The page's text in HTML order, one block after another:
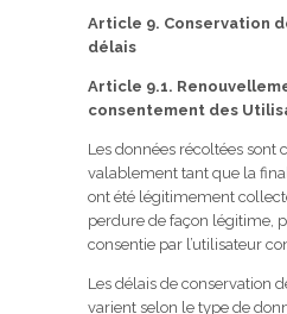
Article 9. Conservation
délais
Article 9.1.
consentement des
Les données récoltées sont
valablement tant que la
ont été légitimement
perdure de façon légitime,
consentie par l’utilisateur
Les délais de conservation
varient selon le type de